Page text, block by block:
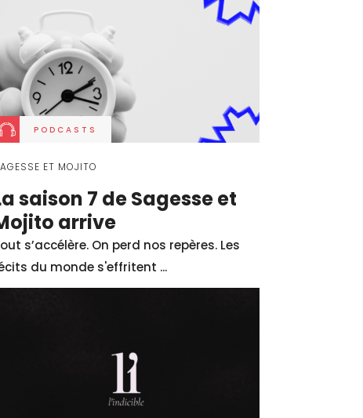
PODCASTS
ET MOJITO
saison 7 de Sagesse et
arrive
s’accélère. On perd nos repères. Les
du monde s'effritent ...